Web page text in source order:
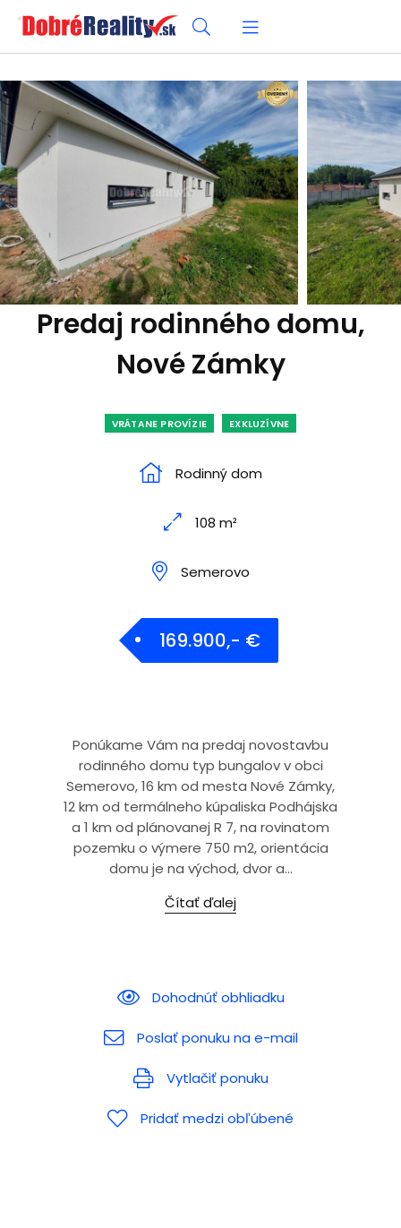
Predaj rodinného domu,
Nové Zámky
VRÁTANE PROVÍZIE EXKLUZÍVNE
Rodinný dom
108 m²
Semerovo
169.900,- €
Ponúkame Vám na predaj novostavbu
rodinného domu typ bungalov v obci
Semerovo, 16 km od mesta Nové Zámky,
12 km od termálneho kúpaliska Podhájska
a 1 km od plánovanej R 7, na rovinatom
pozemku o výmere 750 m2, orientácia
domu je na východ, dvor a...
Čítať ďalej
Dohodnúť obhliadku
Poslať ponuku na e-mail
Vytlačiť ponuku
Pridať medzi obľúbené